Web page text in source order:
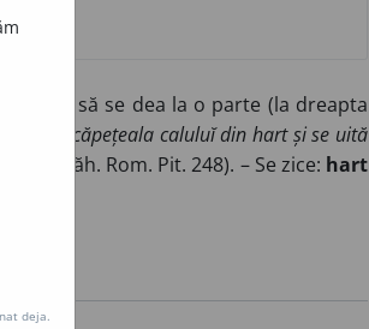
ca să se dea la o parte (la dreapta
potrivi căpețeala caluluĭ din hart și se uită
(Vlăh. Rom. Pit. 248). – Se zice: hart
deja.